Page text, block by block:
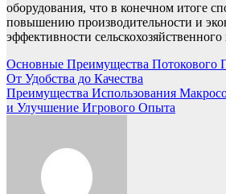
оборудования, что в конечном итоге
повышению производительности и
эффективности
Навигация
по
записям
Основные Преимущества Потокового
От Удобства до Качества
Преимущества Использования
и Улучшение Игрового Опыта